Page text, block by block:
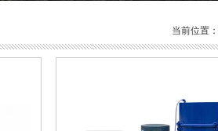
当前位置：